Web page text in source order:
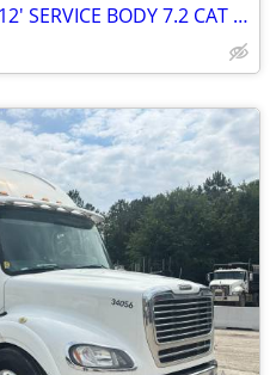
2009 Ford F-750 CREW CAB 12' SERVICE BODY 7.2 CAT DIESEL LOW MILES